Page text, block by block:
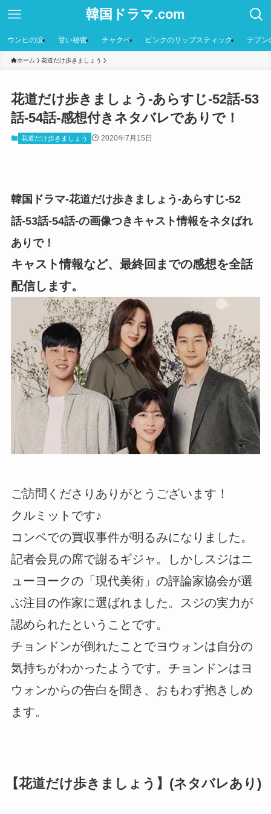
韓国ドラマ.com
ウンヒの涙 甘い秘密 チャクペ ピンクのリップスティック テプン
ホーム 花道だけ歩きましょう
花道だけ歩きましょう-あらすじ-52話-53
話-54話-感想付きネタバレでありで！
花道だけ歩きましょう 2020年7月15日
韓国ドラマ-花道だけ歩きましょう-あらすじ-52
話-53話-54話-の画像つきキャスト情報をネタばれ
ありで！
キャスト情報など、最終回までの感想を全話
配信します。
ご訪問くださりありがとうございます！
クルミットです♪
コンペでの買収事件が明るみになりました。
記者会見の席で謝るギジャ。しかしスジはニ
ューヨークの「現代美術」の評論家協会が選
ぶ注目の作家に選ばれました。スジの実力が
認められたということです。
チョンドンが倒れたことでヨウォンは自分の
気持ちがわかったようです。チョンドンはヨ
ウォンからの告白を聞き、おもわず抱きしめ
ます。
【花道だけ歩きましょう】(ネタバレあり)